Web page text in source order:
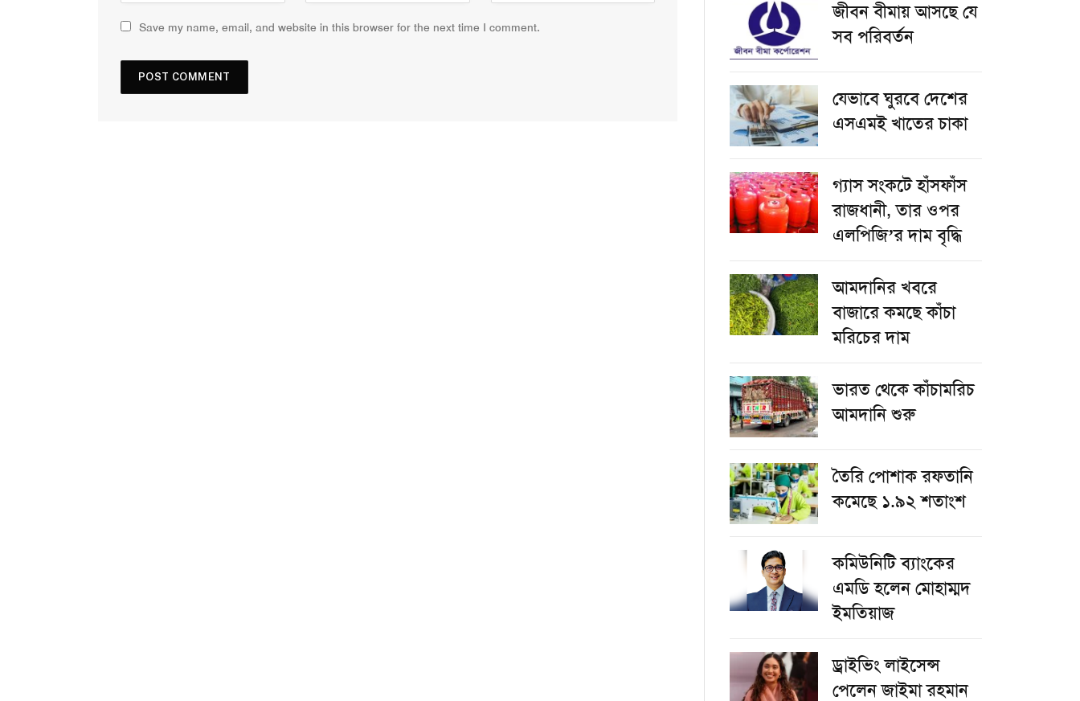
Save my name, email, and website in this browser for the next time I comment.
জীবন বীমায় আসছে যে
সব পরিবর্তন
যেভাবে ঘুরবে দেশের
এসএমই খাতের চাকা
গ্যাস সংকটে হাঁসফাঁস
রাজধানী, তার ওপর
এলপিজি’র দাম বৃদ্ধি
আমদানির খবরে
বাজারে কমছে কাঁচা
মরিচের দাম
ভারত থেকে কাঁচামরিচ
আমদানি শুরু
তৈরি পোশাক রফতানি
কমেছে ১.৯২ শতাংশ
কমিউনিটি ব্যাংকের
এমডি হলেন মোহাম্মদ
ইমতিয়াজ
ড্রাইভিং লাইসেন্স
পেলেন জাইমা রহমান